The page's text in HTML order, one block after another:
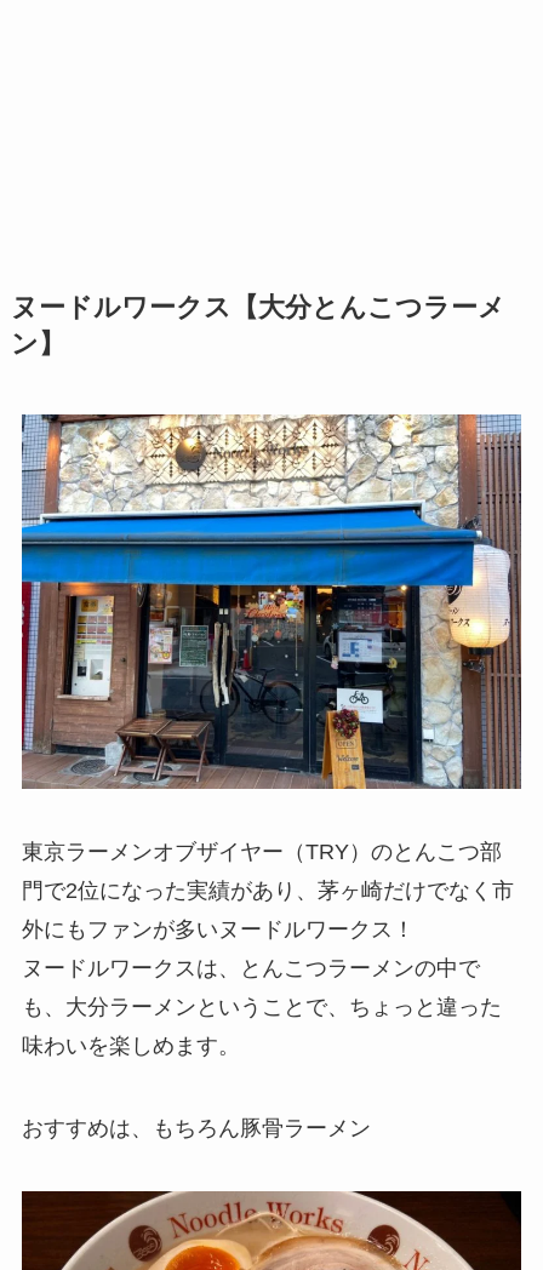
ヌードルワークス【大分とんこつラーメ
ン】
東京ラーメンオブザイヤー（TRY）のとんこつ部
門で2位になった実績があり、茅ヶ崎だけでなく市
外にもファンが多いヌードルワークス！
ヌードルワークスは、とんこつラーメンの中で
も、大分ラーメンということで、ちょっと違った
味わいを楽しめます。
おすすめは、もちろん豚骨ラーメン